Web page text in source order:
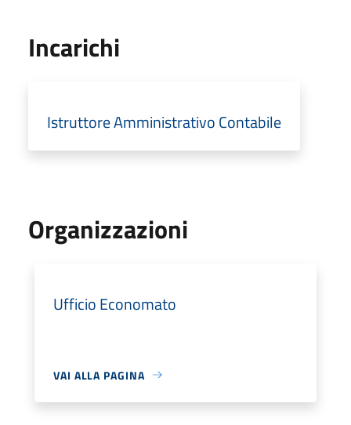
Incarichi
Istruttore Amministrativo Contabile
Organizzazioni
Ufficio Economato
VAI ALLA PAGINA